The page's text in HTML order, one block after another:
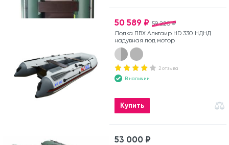
59 220 ₽
50 589 ₽
Лодка ПВХ Альтаир HD 330 НДНД
надувная под мотор
2 отзыва
В наличии
Купить
53 000 ₽